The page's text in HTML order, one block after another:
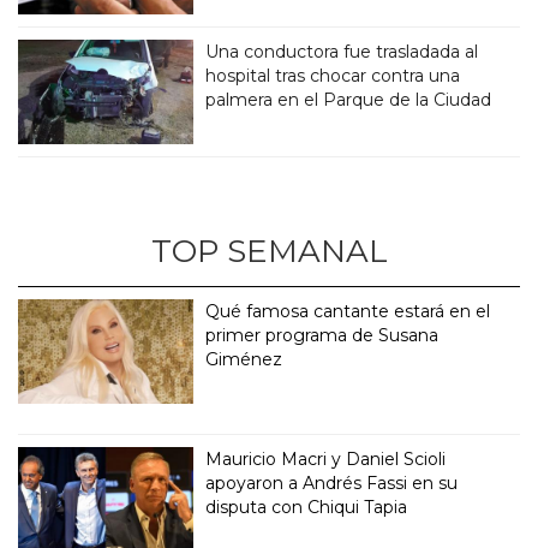
Una conductora fue trasladada al
hospital tras chocar contra una
palmera en el Parque de la Ciudad
TOP SEMANAL
Qué famosa cantante estará en el
primer programa de Susana
Giménez
Mauricio Macri y Daniel Scioli
apoyaron a Andrés Fassi en su
disputa con Chiqui Tapia